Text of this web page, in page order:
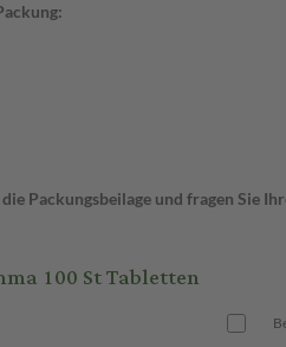
Packungsbeilage und fragen Sie
100 St Tabletten